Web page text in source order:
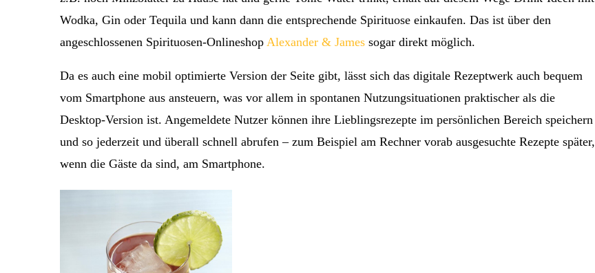
Wodka, Gin oder Tequila und kann dann die entsprechende Spirituose einkaufen. Das ist über den
angeschlossenen Spirituosen-Onlineshop Alexander & James sogar direkt möglich.
Da es auch eine mobil optimierte Version der Seite gibt, lässt sich das digitale Rezeptwerk auch bequem
vom Smartphone aus ansteuern, was vor allem in spontanen Nutzungsituationen praktischer als die
Desktop-Version ist. Angemeldete Nutzer können ihre Lieblingsrezepte im persönlichen Bereich speichern
und so jederzeit und überall schnell abrufen – zum Beispiel am Rechner vorab ausgesuchte Rezepte später,
wenn die Gäste da sind, am Smartphone.